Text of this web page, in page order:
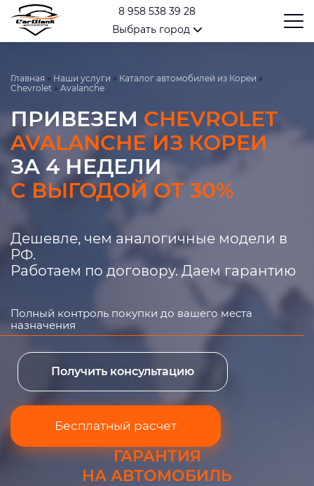
8 958 538 39 28
Выбрать город
Главная » Наши услуги » Каталог автомобилей из Кореи »
Chevrolet » Avalanche
ПРИВЕЗЕМ CHEVROLET
AVALANCHE ИЗ КОРЕИ
ЗА 4 НЕДЕЛИ
С ВЫГОДОЙ ОТ 30%
Дешевле, чем аналогичные модели в
РФ.
Работаем по договору. Даем гарантию
Полный контроль покупки до вашего места
назначения
Получить консультацию
Бесплатный расчет
ГАРАНТИЯ
НА АВТОМОБИЛЬ